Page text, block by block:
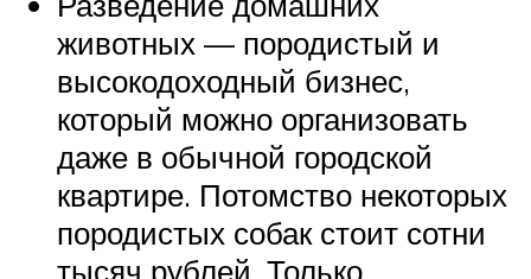
животных — породистый и
высокодоходный бизнес,
который можно организовать
даже в обычной городской
квартире. Потомство некоторых
породистых собак стоит сотни
тысяч рублей. Только